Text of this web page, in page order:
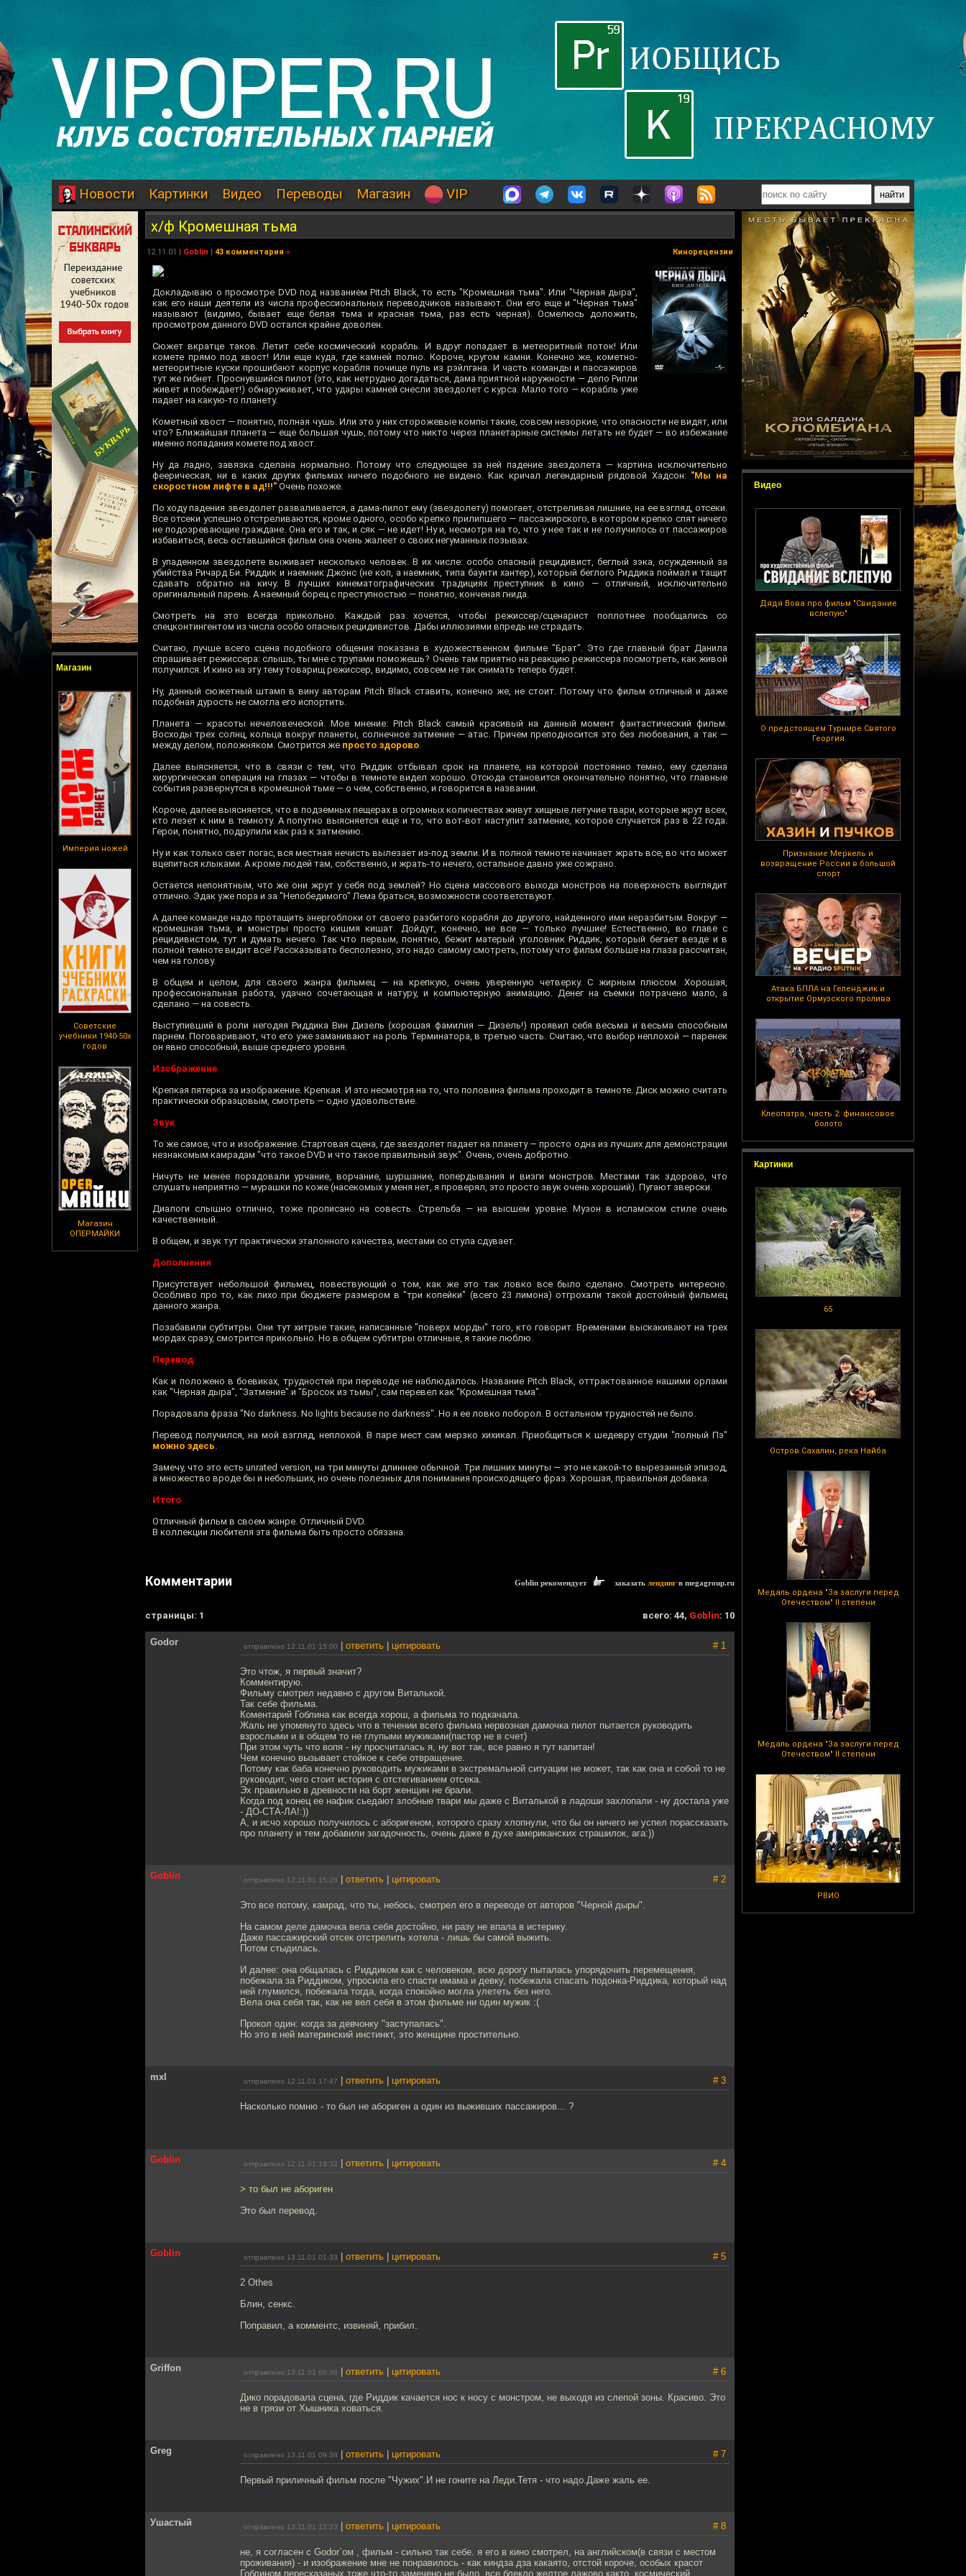
Новости Картинки Видео Переводы Магазин VIP
Магазин
Империя ножей
Советские
учебники 1940-50х
годов
Магазин
ОПЕРМАЙКИ
Видео
Дядя Вова про фильм "Свидание
вслепую"
О предстоящем Турнире Святого
Георгия
Признание Меркель и
возвращение России в большой
спорт
Атака БПЛА на Геленджик и
открытие Ормузского пролива
Клеопатра, часть 2: финансовое
болото
Картинки
65
Остров Сахалин, река Найба
Медаль ордена "За заслуги перед
Отечеством" II степени
Медаль ордена "За заслуги перед
Отечеством" II степени
РВИО
х/ф Кромешная тьма
12.11.01 | Goblin | 43 комментария » Кинорецензии
Докладываю о просмотре DVD под названием Pitch Black, то есть "Кромешная тьма". Или "Черная дыра",
как его наши деятели из числа профессиональных переводчиков называют. Они его еще и "Черная тьма"
называют (видимо, бывает еще белая тьма и красная тьма, раз есть черная). Осмелюсь доложить,
просмотром данного DVD остался крайне доволен.
Сюжет вкратце таков. Летит себе космический корабль. И вдруг попадает в метеоритный поток! Или
комете прямо под хвост! Или еще куда, где камней полно. Короче, кругом камни. Конечно же, кометно-
метеоритные куски прошибают корпус корабля почище пуль из рэйлгана. И часть команды и пассажиров
тут же гибнет. Проснувшийся пилот (это, как нетрудно догадаться, дама приятной наружности — дело Рипли
живет и побеждает!) обнаруживает, что удары камней снесли звездолет с курса. Мало того — корабль уже
падает на какую-то планету.
Кометный хвост — понятно, полная чушь. Или это у них сторожевые компы такие, совсем незоркие, что опасности не видят, или
что? Ближайшая планета — еще большая чушь, потому что никто через планетарные системы летать не будет — во избежание
именно попадания комете под хвост.
Ну да ладно, завязка сделана нормально. Потому что следующее за ней падение звездолета — картина исключительно
феерическая, ни в каких других фильмах ничего подобного не видено. Как кричал легендарный рядовой Хадсон: "Мы на
скоростном лифте в ад!!!" Очень похоже.
По ходу падения звездолет разваливается, а дама-пилот ему (звездолету) помогает, отстреливая лишние, на ее взгляд, отсеки.
Все отсеки успешно отстреливаются, кроме одного, особо крепко прилипшего — пассажирского, в котором крепко спят ничего
не подозревающие граждане. Она его и так, и сяк — не идет! Ну и, несмотря на то, что у нее так и не получилось от пассажиров
избавиться, весь оставшийся фильм она очень жалеет о своих негуманных позывах.
В упаденном звездолете выживает несколько человек. В их числе: особо опасный рецидивист, беглый зэка, осужденный за
убийства Ричард Би. Риддик и наемник Джонс (не коп, а наемник, типа баунти хантер), который беглого Риддика поймал и тащит
сдавать обратно на кичу. В лучших кинематографических традициях преступник в кино — отличный, исключительно
оригинальный парень. А наемный борец с преступностью — понятно, конченая гнида.
Смотреть на это всегда прикольно. Каждый раз хочется, чтобы режиссер/сценарист поплотнее пообщались со
спецконтингентом из числа особо опасных рецидивистов. Дабы иллюзиями впредь не страдать.
Считаю, лучше всего сцена подобного общения показана в художественном фильме "Брат". Это где главный брат Данила
спрашивает режиссера: слышь, ты мне с трупами поможешь? Очень там приятно на реакцию режиссера посмотреть, как живой
получился. И кино на эту тему товарищ режиссер, видимо, совсем не так снимать теперь будет.
Ну, данный сюжетный штамп в вину авторам Pitch Black ставить, конечно же, не стоит. Потому что фильм отличный и даже
подобная дурость не смогла его испортить.
Планета — красоты нечеловеческой. Мое мнение: Pitch Black самый красивый на данный момент фантастический фильм.
Восходы трех солнц, кольца вокруг планеты, солнечное затмение — атас. Причем преподносится это без любования, а так —
между делом, положняком. Смотрится же просто здорово.
Далее выясняется, что в связи с тем, что Риддик отбывал срок на планете, на которой постоянно темно, ему сделана
хирургическая операция на глазах — чтобы в темноте видел хорошо. Отсюда становится окончательно понятно, что главные
события развернутся в кромешной тьме — о чем, собственно, и говорится в названии.
Короче, далее выясняется, что в подземных пещерах в огромных количествах живут хищные летучие твари, которые жрут всех,
кто лезет к ним в темноту. А попутно выясняется еще и то, что вот-вот наступит затмение, которое случается раз в 22 года.
Герои, понятно, подрулили как раз к затмению.
Ну и как только свет погас, вся местная нечисть вылезает из-под земли. И в полной темноте начинает жрать все, во что может
вцепиться клыками. А кроме людей там, собственно, и жрать-то нечего, остальное давно уже сожрано.
Остается непонятным, что же они жрут у себя под землей? Но сцена массового выхода монстров на поверхность выглядит
отлично. Эдак уже пора и за "Непобедимого" Лема браться, возможности соответствуют.
А далее команде надо протащить энергоблоки от своего разбитого корабля до другого, найденного ими неразбитым. Вокруг —
кромешная тьма, и монстры просто кишмя кишат. Дойдут, конечно, не все — только лучшие! Естественно, во главе с
рецидивистом, тут и думать нечего. Так что первым, понятно, бежит матерый уголовник Риддик, который бегает везде и в
полной темноте видит всё! Рассказывать бесполезно, это надо самому смотреть, потому что фильм больше на глаза рассчитан,
чем на голову.
В общем и целом, для своего жанра фильмец — на крепкую, очень уверенную четверку. С жирным плюсом. Хорошая,
профессиональная работа, удачно сочетающая и натуру, и компьютерную анимацию. Денег на съемки потрачено мало, а
сделано — на совесть.
Выступивший в роли негодяя Риддика Вин Дизель (хорошая фамилия — Дизель!) проявил себя весьма и весьма способным
парнем. Поговаривают, что его уже заманивают на роль Терминатора, в третью часть. Считаю, что выбор неплохой — паренек
он явно способный, выше среднего уровня.
Изображение
Крепкая пятерка за изображение. Крепкая. И это несмотря на то, что половина фильма проходит в темноте. Диск можно считать
практически образцовым, смотреть — одно удовольствие.
Звук
То же самое, что и изображение. Стартовая сцена, где звездолет падает на планету — просто одна из лучших для демонстрации
незнакомым камрадам "что такое DVD и что такое правильный звук". Очень, очень добротно.
Ничуть не менее порадовали урчание, ворчание, шуршание, попердывания и визги монстров. Местами так здорово, что
слушать неприятно — мурашки по коже (насекомых у меня нет, я проверял, это просто звук очень хороший). Пугают зверски.
Диалоги слышно отлично, тоже прописано на совесть. Стрельба — на высшем уровне. Музон в исламском стиле очень
качественный.
В общем, и звук тут практически эталонного качества, местами со стула сдувает.
Дополнения
Присутствует небольшой фильмец, повествующий о том, как же это так ловко все было сделано. Смотреть интересно.
Особливо про то, как лихо при бюджете размером в "три копейки" (всего 23 лимона) отгрохали такой достойный фильмец
данного жанра.
Позабавили субтитры. Они тут хитрые такие, написанные "поверх морды" того, кто говорит. Временами выскакивают на трех
мордах сразу, смотрится прикольно. Но в общем субтитры отличные, я такие люблю.
Перевод
Как и положено в боевиках, трудностей при переводе не наблюдалось. Название Pitch Black, оттрактованное нашими орлами
как "Черная дыра", "Затмение" и "Бросок из тьмы", сам перевел как "Кромешная тьма".
Порадовала фраза "No darkness. No lights because no darkness". Но я ее ловко поборол. В остальном трудностей не было.
Перевод получился, на мой взгляд, неплохой. В паре мест сам мерзко хихикал. Приобщиться к шедевру студии "полный Пэ"
можно здесь.
Замечу, что это есть unrated version, на три минуты длиннее обычной. Три лишних минуты — это не какой-то вырезанный эпизод,
а множество вроде бы и небольших, но очень полезных для понимания происходящего фраз. Хорошая, правильная добавка.
Итого
Отличный фильм в своем жанре. Отличный DVD.
В коллекции любителя эта фильма быть просто обязана.
Комментарии Goblin рекомендует заказать лендинг в megagroup.ru
cтраницы: 1 всего: 44, Goblin: 10
Godor отправлено 12.11.01 15:00 ответить цитировать # 1
Это чтож, я первый значит?
Комментирую.
Фильму смотрел недавно с другом Виталькой.
Так себе фильма.
Коментарий Гоблина как всегда хорош, а фильма то подкачала.
Жаль не упомянуто здесь что в течении всего фильма нервозная дамочка пилот пытается руководить
взрослыми и в общем то не глупыми мужиками(пастор не в счет)
При этом чуть что вопя - ну просчиталась я, ну вот так, все равно я тут капитан!
Чем конечно вызывает стойкое к себе отвращение.
Потому как баба конечно руководить мужиками в экстремальной ситуации не может, так как она и собой то не
руководит, чего стоит история с отстегиванием отсека.
Эх правильно в древности на борт женщин не брали.
Когда под конец ее нафик сьедают злобные твари мы даже с Виталькой в ладоши захлопали - ну достала уже
- ДО-СТА-ЛА!:))
А, и исчо хорошо получилось с аборигеном, которого сразу хлопнули, что бы он ничего не успел порассказать
про планету и тем добавили загадочность, очень даже в духе американских страшилок, ага:))
Goblin отправлено 12.11.01 15:28 ответить цитировать # 2
Это все потому, камрад, что ты, небось, смотрел его в переводе от авторов "Черной дыры".
На самом деле дамочка вела себя достойно, ни разу не впала в истерику.
Даже пассажирский отсек отстрелить хотела - лишь бы самой выжить.
Потом стыдилась.
И далее: она общалась с Риддиком как с человеком, всю дорогу пыталась упорядочить перемещения,
побежала за Риддиком, упросила его спасти имама и девку, побежала спасать подонка-Риддика, который над
ней глумился, побежала тогда, когда спокойно могла улететь без него.
Вела она себя так, как не вел себя в этом фильме ни один мужик :(
Прокол один: когда за девчонку "заступалась".
Но это в ней материнский инстинкт, это женщине простительно.
mxl отправлено 12.11.01 17:47 ответить цитировать # 3
Насколько помню - то был не абориген а один из выживших пассажиров... ?
Goblin отправлено 12.11.01 18:32 ответить цитировать # 4
> то был не абориген
Это был перевод.
Goblin отправлено 13.11.01 01:33 ответить цитировать # 5
2 Othes
Блин, сенкс.
Поправил, а комментс, извиняй, прибил.
Griffon отправлено 13.11.01 06:36 ответить цитировать # 6
Дико порадовала сцена, где Риддик качается нос к носу с монстром, не выходя из слепой зоны. Красиво. Это
не в грязи от Хышника ховаться.
Greg отправлено 13.11.01 09:38 ответить цитировать # 7
Первый приличный фильм после "Чужих".И не гоните на Леди.Тетя - что надо.Даже жаль ее.
Ушастый отправлено 13.11.01 12:23 ответить цитировать # 8
не, я согласен с Godor`ом , фильм - сильно так себе. я его в кино смотрел, на английском(в связи с местом
проживания) - и изображение мне не понравилось - как киндза дза какаято, отстой короче, особых красот
Гоблином пересказаных тоже что-то замечено не было, все блекло желтое,лажово както, космический